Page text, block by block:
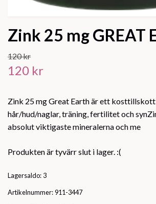
Zink 25 mg GREAT
120 kr
120 kr
Zink 25 mg Great Earth är ett
hår/hud/naglar, träning, fertilitet och
absolut viktigaste mineralerna och me
Produkten är tyvärr slut i lager. :(
Lagersaldo: 3
Artikelnummer:911-3447